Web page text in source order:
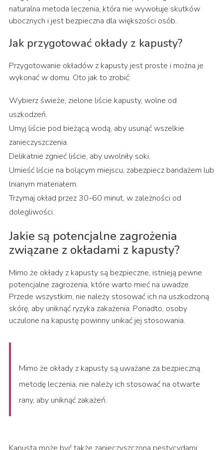
naturalna metoda leczenia, która nie wywołuje skutków
ubocznych i jest bezpieczna dla większości osób.
Jak przygotować okłady z kapusty?
Przygotowanie okładów z kapusty jest proste i można je
wykonać w domu. Oto jak to zrobić:
Wybierz świeże, zielone liście kapusty, wolne od
uszkodzeń.
Umyj liście pod bieżącą wodą, aby usunąć wszelkie
zanieczyszczenia.
Delikatnie zgnieć liście, aby uwolniły soki.
Umieść liście na bolącym miejscu, zabezpiecz bandażem lub
lnianym materiałem.
Trzymaj okład przez 30-60 minut, w zależności od
dolegliwości.
Jakie są potencjalne zagrożenia
związane z okładami z kapusty?
Mimo że okłady z kapusty są bezpieczne, istnieją pewne
potencjalne zagrożenia, które warto mieć na uwadze.
Przede wszystkim, nie należy stosować ich na uszkodzoną
skórę, aby uniknąć ryzyka zakażenia. Ponadto, osoby
uczulone na kapustę powinny unikać jej stosowania.
Mimo że okłady z kapusty są uważane za bezpieczną
metodę leczenia, nie należy ich stosować na otwarte
rany, aby uniknąć zakażeń.